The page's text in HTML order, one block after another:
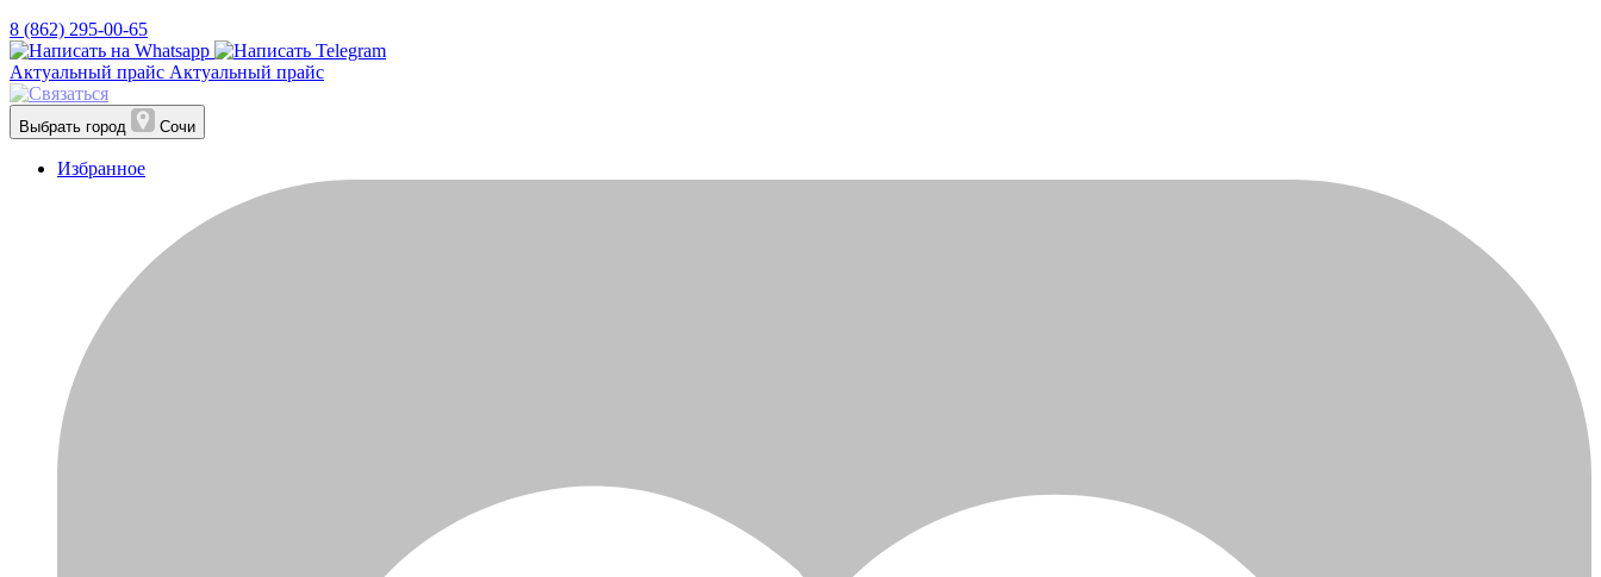
8 (862) 295-00-65
Актуальный прайс Актуальный прайс
Выбрать город Сочи
Избранное